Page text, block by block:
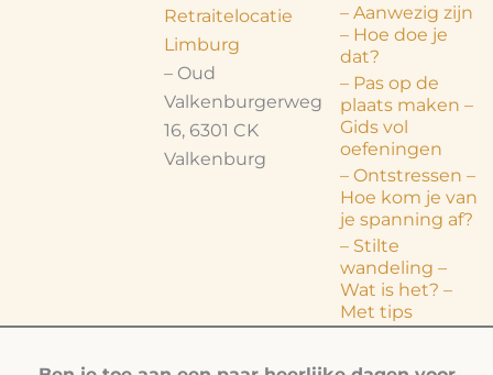
Retraitelocatie
Limburg
– Oud
Valkenburgerweg
16, 6301 CK
Valkenburg
– Aanwezig zijn
– Hoe doe je
dat?
– Pas op de
plaats maken –
Gids vol
oefeningen
– Ontstressen –
Hoe kom je van
je spanning af?
– Stilte
wandeling –
Wat is het? –
Met tips